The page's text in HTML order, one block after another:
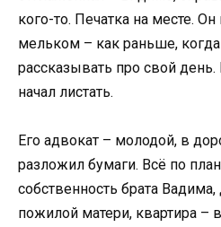
кого-то. Печатка на месте.
мельком – как раньше, когда
рассказывать про свой
начал листать.
Его адвокат – молодой, в
разложил бумаги. Всё по
собственность брата
пожилой матери, квартира –